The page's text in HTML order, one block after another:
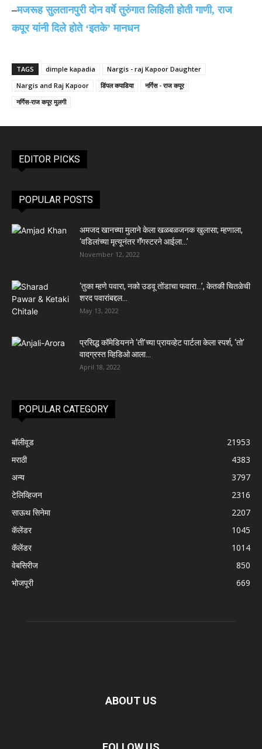
–मजरूह सुलतानपुरी दोन वर्षे तुरुंगात लिहिली होती गाणी, राज
कपूर यांनी दिले होते ‘इतके’ मानधन
TAGS dimple kapadia
Nargis - raj Kapoor Daughter
Nargis and Raj Kapoor
डिंपल कपाडिया
नर्गिस - राज कपूर
नर्गिस-राज कपूर मुलगी
EDITOR PICKS
POPULAR POSTS
अमजद खानच्या मुलाने केला खळबळजनक खुलासा; म्हणाला,
‘वडिलांच्या मृत्यूनंतर गॅंगस्टरने आईला…’
November 12, 2022
‘तुका म्हणे पवारा, नको उडवू तोंडाचा फवारा…’, केतकी चितळेची
शरद पवारांबद्दल...
May 13, 2022
प्रसिद्ध कॉमेडियनने ‘ती’च्या प्रायव्हेट पार्टला केला स्पर्श, ‘तो’
वादग्रस्त व्हिडिओ आला...
April 18, 2022
POPULAR CATEGORY
बॉलीवूड
21953
मराठी
4383
अन्य
3797
टेलिव्हिजन
2316
साऊथ सिनेमा
2207
कॅलेंडर
1045
कॅलेंडर
1014
वेबसिरीज
850
भोजपूरी
669
ABOUT US